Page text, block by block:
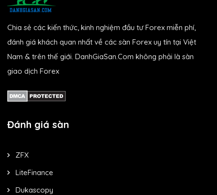
Chia sẻ các kiến thức, kinh nghiệm đầu tư Forex miễn phí,
đánh giá khách quan nhất về các sàn Forex uy tín tại Việt
Nam & trên thế giới. DanhGiaSan.Com không phải là sàn
giao dịch Forex
Đánh giá sàn
ZFX
LiteFinance
Dukascopy